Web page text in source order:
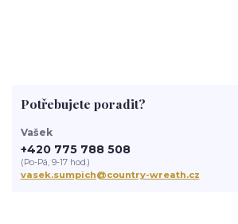
Potřebujete poradit?
Vašek
+420 775 788 508
(Po-Pá, 9-17 hod.)
vasek.sumpich@country-wreath.cz